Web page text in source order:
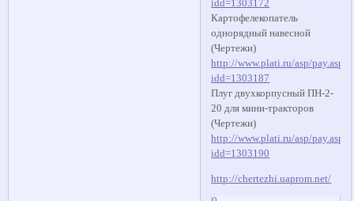
idd=1303172
Картофелекопатель
однорядный навесной
(Чертежи)
http://www.plati.ru/asp/pay.asp?
idd=1303187
Плуг двухкорпусный ПН-2-
20 для мини-тракторов
(Чертежи)
http://www.plati.ru/asp/pay.asp?
idd=1303190
http://chertezhi.uaprom.net/